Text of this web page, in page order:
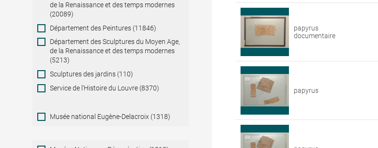
de la Renaissance et des temps modernes
(20089)
Département des Peintures (11846)
Département des Sculptures du Moyen Age,
de la Renaissance et des temps modernes
(5213)
Sculptures des jardins (110)
Service de l'Histoire du Louvre (8370)
Musée national Eugène-Delacroix (1318)
papyrus
documentaire
papyrus